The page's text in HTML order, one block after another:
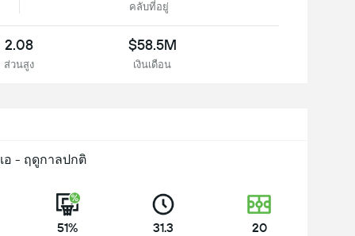
คลับที่อยู่
2.08
ส่วนสูง
$58.5M
เงินเดือน
อ - ฤดูกาลปกติ
51% 31.3 20